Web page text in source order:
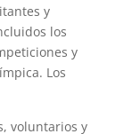
y
los
y
Los
voluntarios y